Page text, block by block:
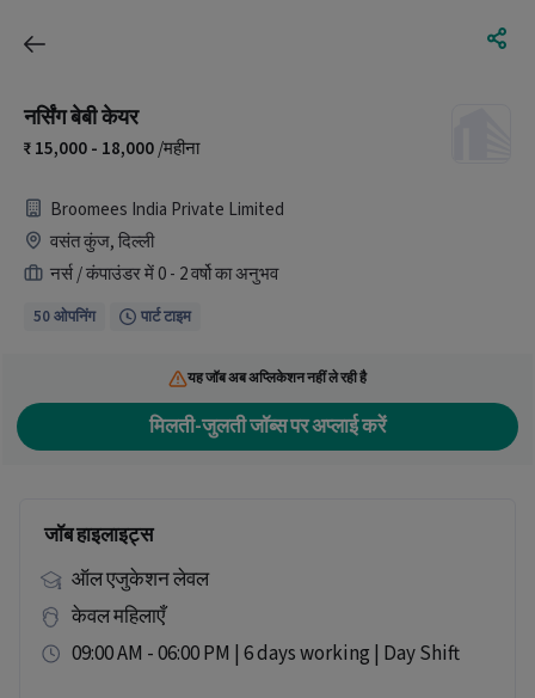
नर्सिंग बेबी केयर
15,000 - 18,000/महीना
Broomees India Private Limited
वसंत कुंज, दिल्ली
नर्स / कंपाउंडर में 0 - 2 वर्षो का अनुभव
50 ओपनिंग पार्ट टाइम
यह जॉब अब अप्लिकेशन नहीं ले रही है
मिलती-जुलती जॉब्स पर अप्लाई करें
जॉब हाइलाइट्स
ऑल एजुकेशन लेवल
केवल महिलाएँ
09:00 AM - 06:00 PM | 6 days working | Day Shift